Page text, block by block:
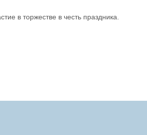
в торжестве в честь праздника.